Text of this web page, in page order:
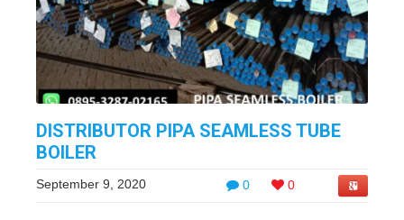
DISTRIBUTOR PIPA SEAMLESS TUBE
BOILER
0 0
September 9, 2020